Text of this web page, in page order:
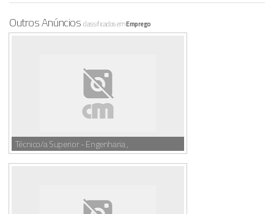
Outros Anúncios classificados emEmprego
Técnico/a Superior - Engenharia ,